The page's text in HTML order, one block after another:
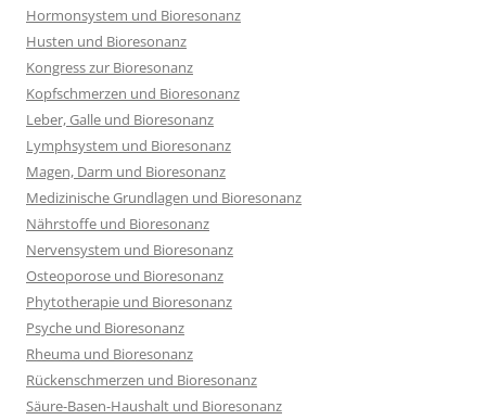
Hormonsystem und Bioresonanz
Husten und Bioresonanz
Kongress zur Bioresonanz
Kopfschmerzen und Bioresonanz
Leber, Galle und Bioresonanz
Lymphsystem und Bioresonanz
Magen, Darm und Bioresonanz
Medizinische Grundlagen und Bioresonanz
Nährstoffe und Bioresonanz
Nervensystem und Bioresonanz
Osteoporose und Bioresonanz
Phytotherapie und Bioresonanz
Psyche und Bioresonanz
Rheuma und Bioresonanz
Rückenschmerzen und Bioresonanz
Säure-Basen-Haushalt und Bioresonanz